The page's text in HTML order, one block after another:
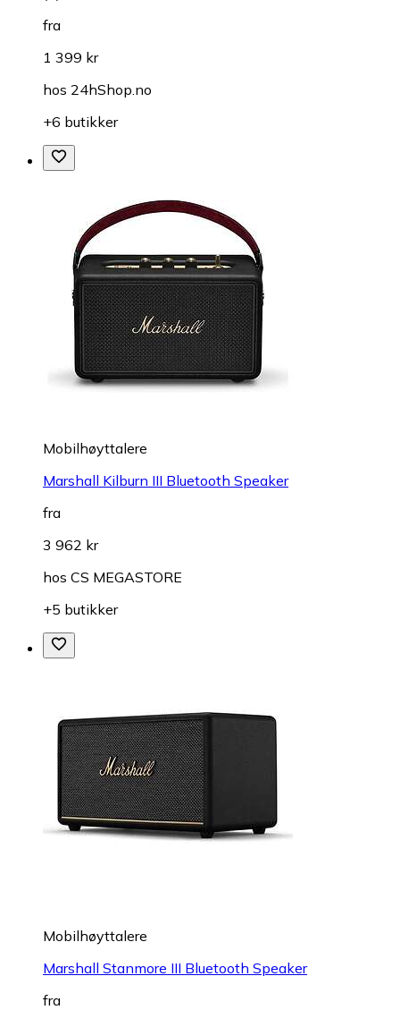
fra
1 399 kr
hos 24hShop.no
+6 butikker
Mobilhøyttalere
Marshall Kilburn III Bluetooth Speaker
fra
3 962 kr
hos CS MEGASTORE
+5 butikker
Mobilhøyttalere
Marshall Stanmore III Bluetooth Speaker
fra